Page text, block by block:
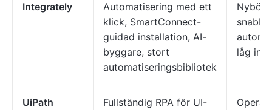
Integrately
Automatisering med ett
klick, SmartConnect-
guidad installation, AI-
byggare, stort
automatiseringsbibliotek
låg
UiPath
Fullständig RPA för UI-